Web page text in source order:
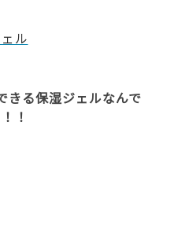
きる保湿ジェルなんで
！